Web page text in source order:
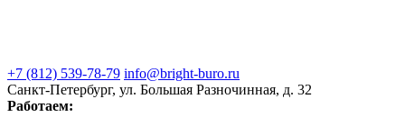
+7 (812) 539-78-79 info@bright-buro.ru
Санкт-Петербург, ул. Большая Разночинная, д. 32
Работаем: